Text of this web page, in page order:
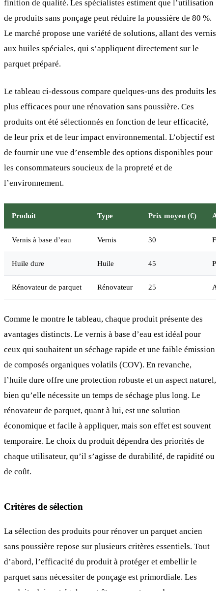
finition de qualité. Les spécialistes estiment que l’utilisation
de produits sans ponçage peut réduire la poussière de 80 %.
Le marché propose une variété de solutions, allant des vernis
aux huiles spéciales, qui s’appliquent directement sur le
parquet préparé.
Le tableau ci-dessous compare quelques-uns des produits les
plus efficaces pour une rénovation sans poussière. Ces
produits ont été sélectionnés en fonction de leur efficacité,
de leur prix et de leur impact environnemental. L’objectif est
de fournir une vue d’ensemble des options disponibles pour
les consommateurs soucieux de la propreté et de
l’environnement.
Produit Type Prix moyen (€)
Vernis à base d’eau Vernis 30
Huile dure Huile 45
Rénovateur de parquet Rénovateur 25
Comme le montre le tableau, chaque produit présente des
avantages distincts. Le vernis à base d’eau est idéal pour
ceux qui souhaitent un séchage rapide et une faible émission
de composés organiques volatils (COV). En revanche,
l’huile dure offre une protection robuste et un aspect naturel,
bien qu’elle nécessite un temps de séchage plus long. Le
rénovateur de parquet, quant à lui, est une solution
économique et facile à appliquer, mais son effet est souvent
temporaire. Le choix du produit dépendra des priorités de
chaque utilisateur, qu’il s’agisse de durabilité, de rapidité ou
de coût.
Critères de sélection
La sélection des produits pour rénover un parquet ancien
sans poussière repose sur plusieurs critères essentiels. Tout
d’abord, l’efficacité du produit à protéger et embellir le
parquet sans nécessiter de ponçage est primordiale. Les